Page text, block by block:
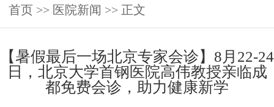
首页 >> 医院新闻 >> 正文
【暑假最后一场北京专家会诊】8月22-24
日，北京大学首钢医院高伟教授亲临成
都免费会诊，助力健康新学